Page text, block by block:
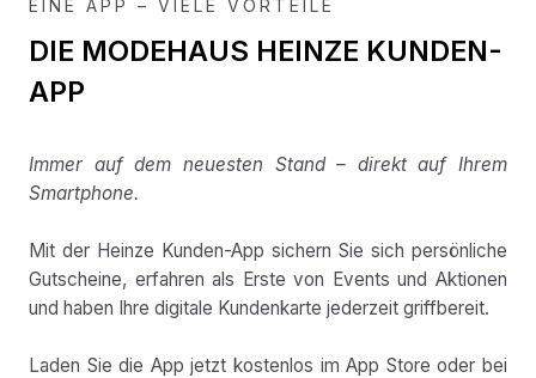
EINE APP – VIELE VORTEILE
DIE MODEHAUS HEINZE KUNDEN-
APP
Immer auf dem neuesten Stand – direkt auf Ihrem
Smartphone.
Mit der Heinze Kunden-App sichern Sie sich persönliche
Gutscheine, erfahren als Erste von Events und Aktionen
und haben Ihre digitale Kundenkarte jederzeit griffbereit.
Laden Sie die App jetzt kostenlos im App Store oder bei